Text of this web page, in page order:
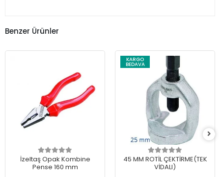
Benzer Ürünler
İzeltaş Opak Kombine
Pense 160 mm
KARGO
BEDAVA
45 MM ROTİL ÇEKTİRME(TEK
VİDALI)